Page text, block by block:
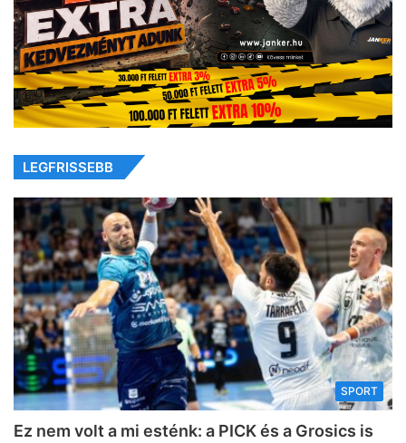
LEGFRISSEBB
SPORT
Ez nem volt a mi esténk: a PICK és a Grosics is